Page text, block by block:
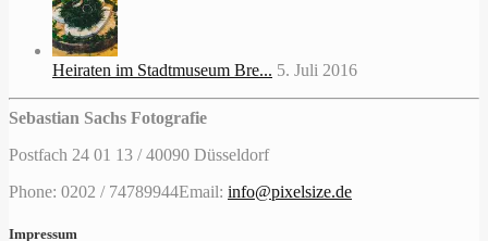
Heiraten im Stadtmuseum Bre... 5. Juli 2016
Sebastian Sachs Fotografie
Postfach 24 01 13 / 40090 Düsseldorf
Phone: 0202 / 74789944Email: info@pixelsize.de
Impressum